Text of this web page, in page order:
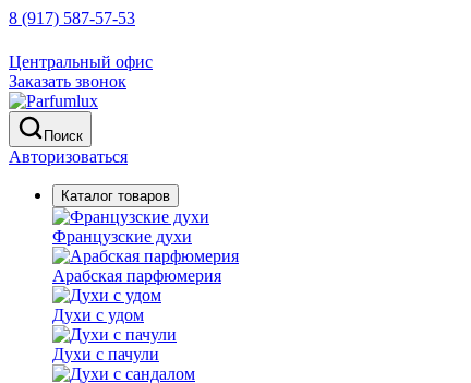
8 (917) 587-57-53
Центральный офис
Заказать звонок
Поиск
Авторизоваться
Каталог товаров
Французские духи
Арабская парфюмерия
Духи с удом
Духи с пачули